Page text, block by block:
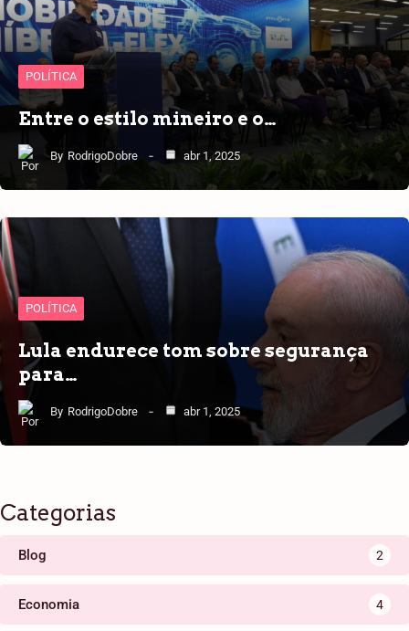
POLÍTICA
Entre o estilo mineiro e o…
By RodrigoDobre abr 1, 2025
POLÍTICA
Lula endurece tom sobre segurança
para…
By RodrigoDobre abr 1, 2025
Categorias
Blog 2
Economia 4